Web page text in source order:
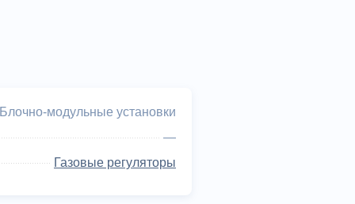
Блочно-модульные установки
—
Газовые регуляторы